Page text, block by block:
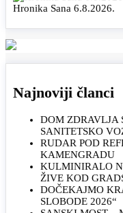
Hronika Sana 6.8.2026.
Najnoviji članci
DOM ZDRAVLJA
SANITETSKO
RUDAR POD
KAMENGRADU
KULMINIRALO
ŽIVE KOD
DOČEKAJMO
SLOBODE 2026“